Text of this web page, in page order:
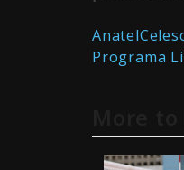
Anatel
Programa